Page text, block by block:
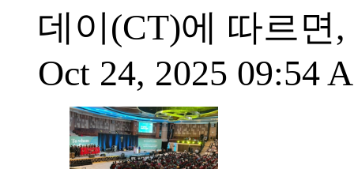
데이(CT)에 따르
Oct 24, 2025 09:54